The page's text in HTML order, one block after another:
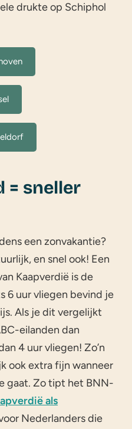
drukte op Schiphol
= sneller
een zonvakantie?
en snel ook! Een
Kaapverdië is de
6 uur vliegen bevind je
Als je dit vergelijkt
eilanden dan
4 uur vliegen! Zo’n
ook extra fijn wanneer
gaat. Zo tipt het BNN-
als
Nederlanders die